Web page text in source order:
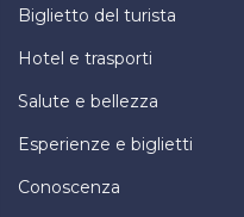
Biglietto del turista
Hotel e trasporti
Salute e bellezza
Esperienze e biglietti
Conoscenza